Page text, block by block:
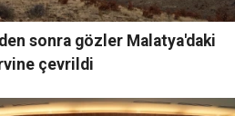
sonra gözler Malatya'daki
çevrildi